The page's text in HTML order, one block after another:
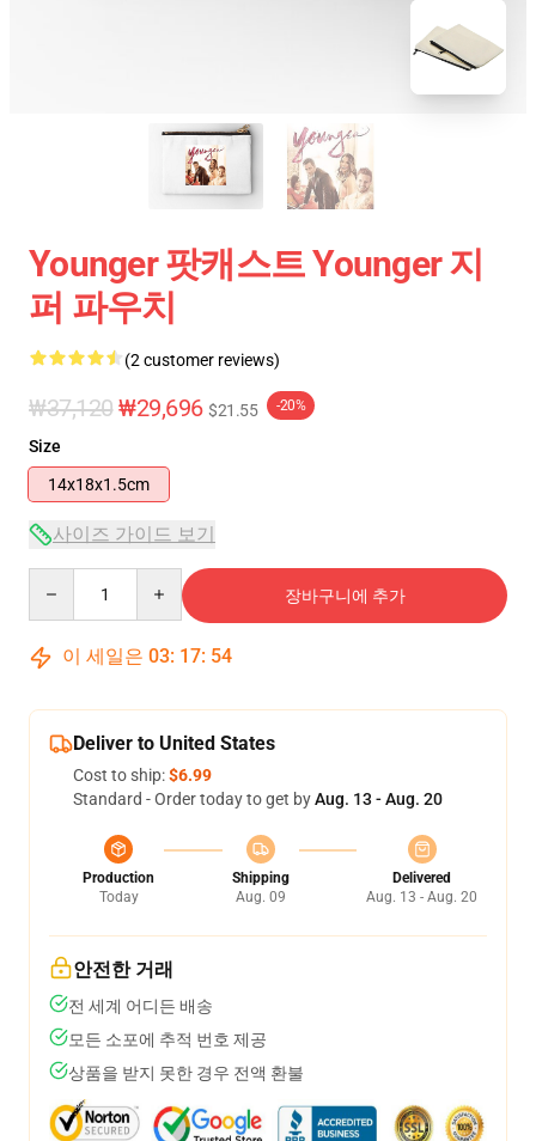
Younger 팟캐스트 Younger 지
퍼 파우치
(2 customer reviews)
₩37,120₩29,696 $21.55 -20%
Size
14x18x1.5cm
사이즈 가이드 보기
장바구니에 추가
이 세일은 03: 17: 53
Deliver to United States
Cost to ship:$6.99
Standard - Order today to get byAug. 13 - Aug. 20
Production
Today
Shipping
Aug. 09
Delivered
Aug. 13 - Aug. 20
안전한 거래
전 세계 어디든 배송
모든 소포에 추적 번호 제공
상품을 받지 못한 경우 전액 환불